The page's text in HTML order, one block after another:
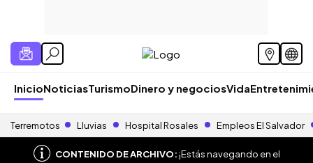
InicioNoticiasTurismoDinero y negociosVida
Terremotos Lluvias Hospital Rosales Empleos El Salvador
CONTENIDO DE ARCHIVO:¡Estás navegando en el